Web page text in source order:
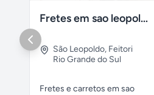
Fretes em sao leopoldo
São Leopoldo, Feitori
Rio Grande do Sul
Fretes e carretos em sao